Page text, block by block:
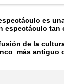
es
espectáculo tan
de la
más antiguo